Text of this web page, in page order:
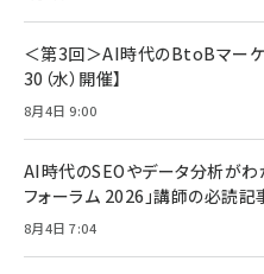
Amazonラン
Anker
全ワイヤレス
ング/マルチポ
Anker
ケーブル
ド付き USB
17 / 16 / 15 /
キャンペーン】
￥4,857
＜第3回＞AI時代のBtoBマーケ
30（水）開催】
8月4日 9:00
AI時代のSEOやデータ分析が
フォーラム 2026」講師の必読記
8月4日 7:04